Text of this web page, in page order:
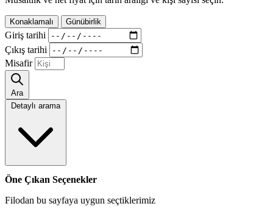
Konaklamalı Günübirlik
Giriş tarihi
Çıkış tarihi
Misafir
Ara
Detaylı arama
Öne Çıkan Seçenekler
Filodan bu sayfaya uygun seçtiklerimiz